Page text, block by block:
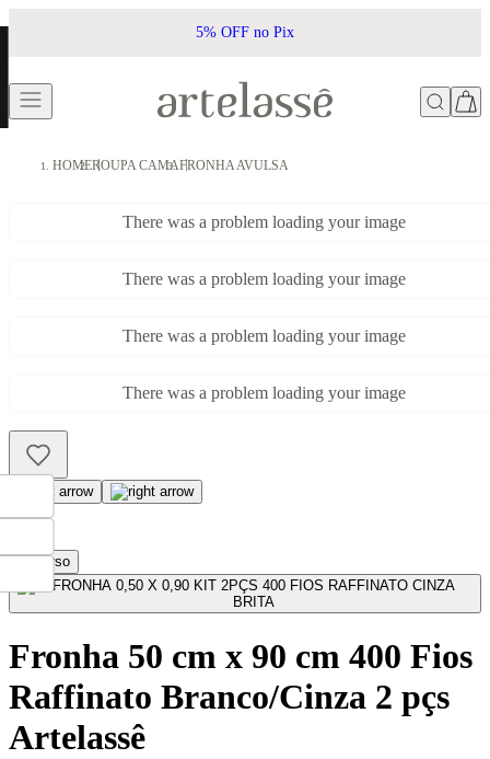
5% OFF no Pix
HOMEROUPA CAMAFRONHA AVULSA
There was a problem loading your image
There was a problem loading your image
There was a problem loading your image
There was a problem loading your image
Fronha 50 cm x 90 cm 400 Fios
Raffinato Branco/Cinza 2 pçs
Artelassê